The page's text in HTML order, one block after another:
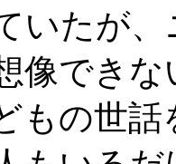
いたが
像でき
もの世